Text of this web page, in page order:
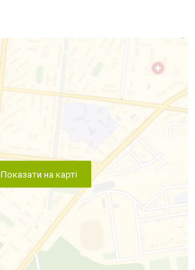
Показати на карті